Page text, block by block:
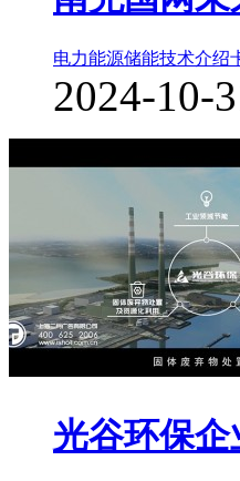
电力能源储能技术介绍
2024-10-
光谷环保